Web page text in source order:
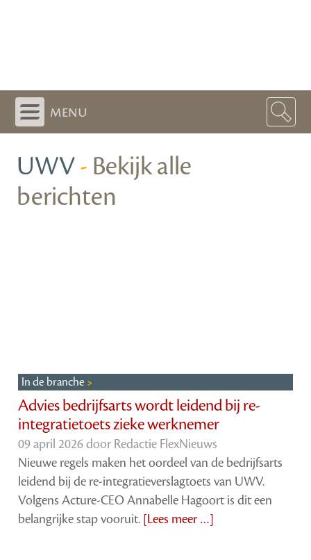
menu
UWV- Bekijk alle
berichten
In de branche
Advies bedrijfsarts wordt leidend bij re-
integratietoets zieke werknemer
09 april 2026 door Redactie FlexNieuws
Nieuwe regels maken het oordeel van de bedrijfsarts
leidend bij de re-integratieverslagtoets van UWV.
Volgens Acture-CEO Annabelle Hagoort is dit een
belangrijke stap vooruit. [Lees meer …]